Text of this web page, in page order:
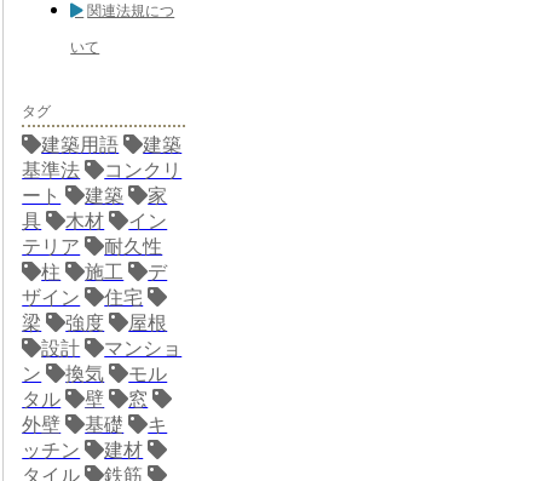
関連法規につ
いて
タグ
建築用語
建築
基準法
コンクリ
ート
建築
家
具
木材
イン
テリア
耐久性
柱
施工
デ
ザイン
住宅
梁
強度
屋根
設計
マンショ
ン
換気
モル
タル
壁
窓
外壁
基礎
キ
ッチン
建材
タイル
鉄筋